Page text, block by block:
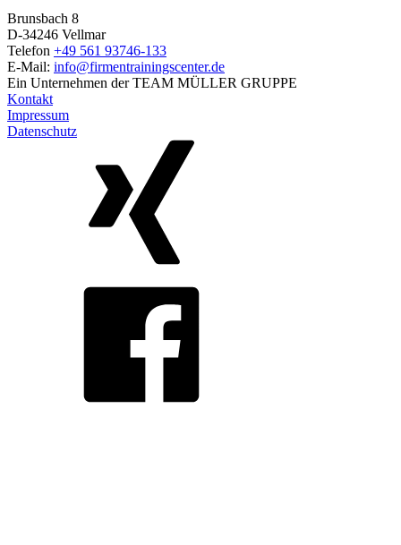
Brunsbach 8
D-34246 Vellmar
Telefon +49 561 93746-133
E-Mail: info@firmentrainingscenter.de
Ein Unternehmen der TEAM MÜLLER GRUPPE
Kontakt
Impressum
Datenschutz